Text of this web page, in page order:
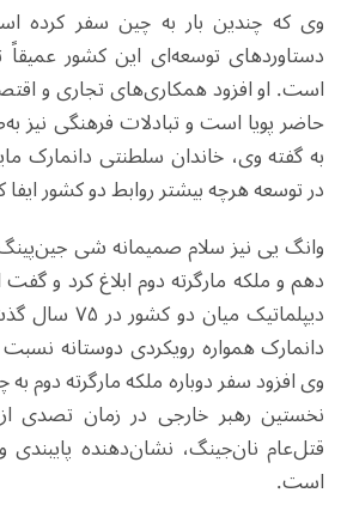
وی که چندین بار به چین سفر کرده
دستاوردهای توسعه‌ای این کشور عمیقاً
است. او افزود همکاری‌های تجاری و
حاضر پویا است و تبادلات فرهنگی نیز
به گفته وی، خاندان سلطنتی
در توسعه هرچه بیشتر روابط دو کشور ایفا
وانگ یی نیز سلام صمیمانه شی
دهم و ملکه مارگرته دوم ابلاغ کرد و گفت
دیپلماتیک
دانمارک همواره رویکردی دوستانه
وی افزود سفر دوباره ملکه مارگرته دوم به
نخستین رهبر خارجی در زمان تصدی از
قتل‌عام نان‌جینگ، نشان‌دهنده
است.